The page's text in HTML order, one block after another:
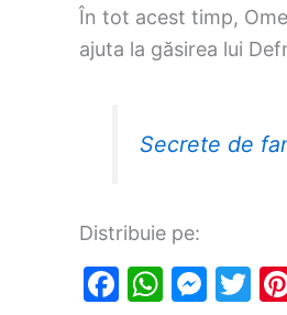
În tot acest timp,
ajuta la găsirea lui
Secrete de
Distribuie pe:
F
W M T